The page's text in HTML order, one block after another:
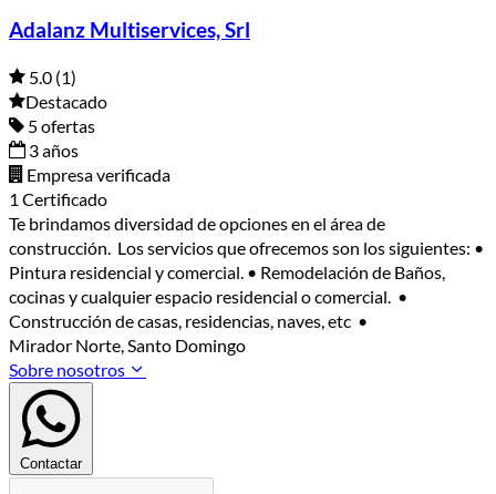
Adalanz Multiservices, Srl
5.0 (1)
Destacado
5 ofertas
3 años
Empresa verificada
1 Certificado
Te brindamos diversidad de opciones en el área de
construcción. Los servicios que ofrecemos son los siguientes: •
Pintura residencial y comercial. • Remodelación de Baños,
cocinas y cualquier espacio residencial o comercial. •
Construcción de casas, residencias, naves, etc •
Mirador Norte, Santo Domingo
Sobre nosotros
Contactar